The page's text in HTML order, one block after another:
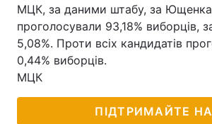
МЦК, за даними штабу, за Ющенка
проголосували 93,18% виборців,
5,08%. Проти всіх кандидатів
0,44% виборців.
МЦК
ПІДТРИМАЙТЕ